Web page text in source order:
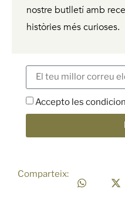
nostre butlletí amb
històries més curioses.
Accepto les
Comparteix: